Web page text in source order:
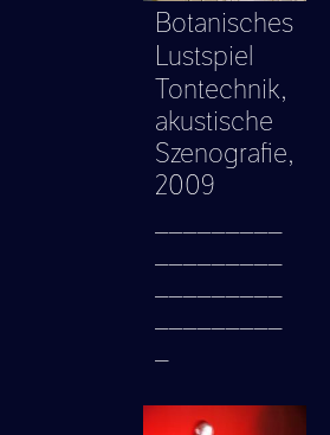
Botanisches
Lustspiel
Tontechnik,
akustische
Szenografie,
2009